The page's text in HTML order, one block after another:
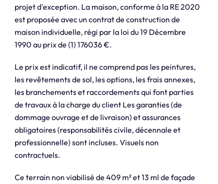
projet d'exception. La maison, conforme à la RE 2020
est proposée avec un contrat de construction de
maison individuelle, régi par la loi du 19 Décembre
1990 au prix de (1) 176036 €.
Le prix est indicatif, il ne comprend pas les peintures,
les revêtements de sol, les options, les frais annexes,
les branchements et raccordements qui font parties
de travaux à la charge du client Les garanties (de
dommage ouvrage et de livraison) et assurances
obligatoires (responsabilités civile, décennale et
professionnelle) sont incluses. Visuels non
contractuels.
Ce terrain non viabilisé de 409 m² et 13 ml de façade